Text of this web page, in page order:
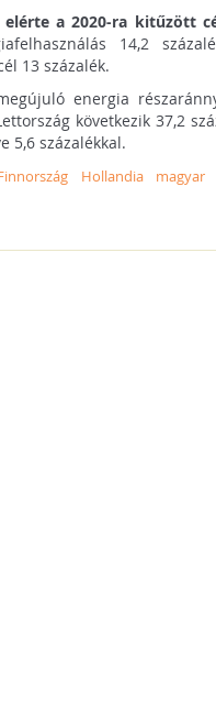
elérte a 2020-ra kitűzött
14,2
13 százalék.
energia
következik 37,2
5,6 százalékkal.
Hollandia magyar